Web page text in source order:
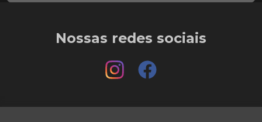
Nossas redes sociais